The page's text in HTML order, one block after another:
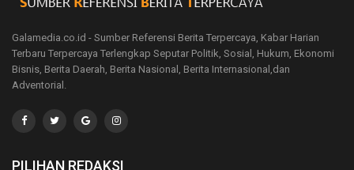
Galamedia.co.id - Sumber Referensi Berita Terpercaya, Kabar Harian
Terbaru Terpercaya Terlengkap Seputar Politik, Sosial, Hukum, Ekonomi
Bisnis, Berita Daerah, Berita Nasional, Berita Internasional,dan
Adventorial.
PILIHAN REDAKSI